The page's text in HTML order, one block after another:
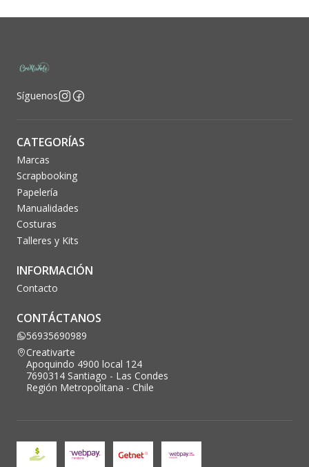
Síguenos
CATEGORÍAS
Marcas
Scrapbooking
Papelería
Manualidades
Costuras
Talleres y Kits
INFORMACIÓN
Contacto
CONTÁCTANOS
56935690989
Creativarte
Apoquindo 4900 local 124
7690314 Santiago - Las Condes
Región Metropolitana - Chile